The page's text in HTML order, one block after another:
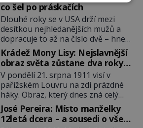
co šel po práskačích
Dlouhé roky se v USA drží mezi
desítkou nejhledanějších mužů a
dopracuje to až na číslo dvě – hned
po Usámovi bin Ládinovi (1957–
2011). To je James „Whitey“ Bulger
(1929–2018) viněný ze spoluúčasti
na 19 vraždách, vydírání a lichvy. A
samozřejmě, krom toho je ještě
drogový dealer, který neváhá
odstranit z cesty všechny práskače,
zatímco […]
Krádež Mony Lisy: Nejslavnější
obraz světa zůstane dva roky
nezvěstný
V pondělí 21. srpna 1911 visí v
pařížském Louvru na zdi prázdné
háky. Obraz, který dnes zná celý
svět, je pryč. Zpočátku si nikdo
nemyslí, že jde o krádež.
Zaměstnanci jsou přesvědčeni, že
José Pereira: Místo manželky
12letá dcera – a sousedi o všem